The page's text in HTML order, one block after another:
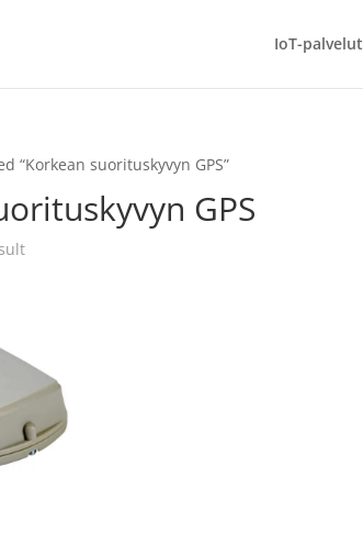
IoT-palvelut
“Korkean suorituskyvyn GPS”
GPS